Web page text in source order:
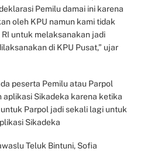
Pemilu damai ini karena
oleh KPU namun kami tidak
untuk melaksanakan jadi
di KPU Pusat,” ujar
peserta Pemilu atau Parpol
Sikadeka karena ketika
Parpol jadi sekali lagi untuk
Sikadeka
Teluk Bintuni, Sofia